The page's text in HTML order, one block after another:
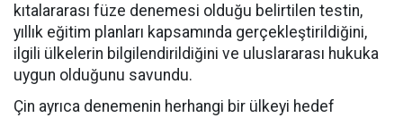
kıtalararası füze denemesi olduğu belirtilen testin,
yıllık eğitim planları kapsamında gerçekleştirildiğini,
ilgili ülkelerin bilgilendirildiğini ve uluslararası hukuka
uygun olduğunu savundu.
Çin ayrıca denemenin herhangi bir ülkeyi hedef